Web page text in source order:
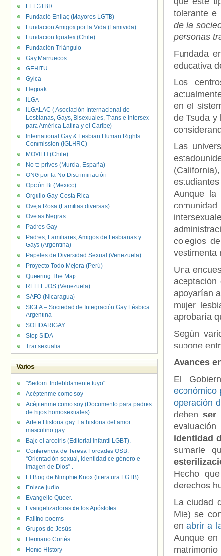
tolerante e
de la
personas
Fundada
educativa
Los
en el
de Tsuda y
Las
Aunque la
colegios
vestimenta
Una
apoyarían
mujer
aprobaría
Según
supone
Avances
El
económico
operación
deben ser
identidad
sumarle
Hecho
derechos
La ciudad
Mie) se
enabrir a
Aunque en
FELGTBI+
Fundació Enllaç (Mayores LGTB)
Fundacion Amigos por la Vida (Famivida)
Fundación Iguales (Chile)
Fundación Triángulo
Gay Marruecos
GEHITU
Gylda
Hegoak
ILGA
ILGALAC ( Asociación Internacional de
Lesbianas, Gays, Bisexuales, Trans e Intersex
para América Latina y el Caribe)
International Gay & Lesbian Human Rights
Commission (IGLHRC)
MOVILH (Chile)
No te prives (Murcia, España)
ONG por la No Discriminación
Opción Bi (Mexico)
Orgullo Gay-Costa Rica
Oveja Rosa (Familias diversas)
Ovejas Negras
Padres Gay
Padres, Familiares, Amigos de Lesbianas y
Gays (Argentina)
Papeles de Diversidad Sexual (Venezuela)
Proyecto Todo Mejora (Perú)
Queering The Map
REFLEJOS (Venezuela)
SAFO (Nicaragua)
SIGLA – Sociedad de Integración Gay Lésbica
Argentina
SOLIDARIGAY
Stop SIDA
Transexualia
Varios
"Sedom. Indebidamente tuyo"
Acéptenme como soy
Acéptenme como soy (Documento para padres
de hijos homosexuales)
Arte e Historia gay. La historia del amor
masculino gay.
Bajo el arcoíris (Editorial infantil LGBT).
Conferencia de Teresa Forcades OSB:
“Orientación sexual, identidad de género e
imagen de Dios” .
El Blog de Nimphie Knox (literatura LGTB)
Enlace judío
Evangelio Queer.
Evangelizadoras de los Apóstoles
Falling poems
Grupos de Jesús
Hermano Cortés
Homo History